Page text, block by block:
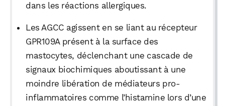
dans les réactions allergiques.
Les AGCC agissent en se liant au récepteur
GPR109A présent à la surface des
mastocytes, déclenchant une cascade de
signaux biochimiques aboutissant à une
moindre libération de médiateurs pro-
inflammatoires comme l’histamine lors d’une